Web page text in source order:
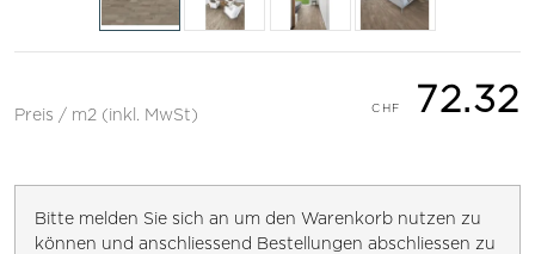
Preis / m2 (inkl. MwSt) 72.32
Bitte melden Sie sich an um den Warenkorb nutzen zu
können und anschliessend Bestellungen abschliessen zu